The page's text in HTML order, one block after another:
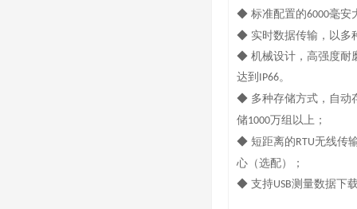
◆ 标准配置的6000毫安
◆ 实时数据传输，以多
◆ 机械设计，高强度耐
达到 IP66。
◆ 多种存储方式，自动
储1000万组以上；
◆ 短距离的RTU无线传
心（选配）；
◆ 支持USB测量数据下